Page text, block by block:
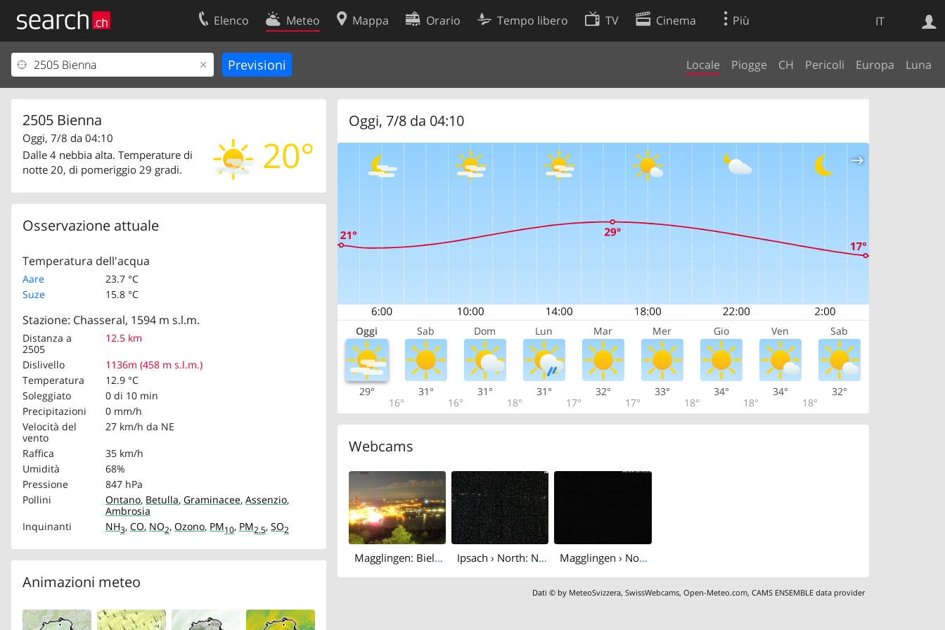
IT
Elenco Meteo Mappa Orario Tempo libero TV Cinema Più
Locale Piogge CH Pericoli Europa Luna
2505 Bienna
20°
Oggi, 7/8 da 04:10
Dalle 4 nebbia alta. Temperature di
notte 20, di pomeriggio 29 gradi.
Osservazione attuale
Temperatura dell'acqua
Aare
23.7 °C
Suze
15.8 °C
Stazione: Chasseral, 1594 m s.l.m.
Distanza a
2505
12.5 km
Dislivello
1136m (458 m s.l.m.)
Temperatura
12.9 °C
Soleggiato
0 di 10 min
Precipitazioni
0 mm/h
Velocità del
vento
27 km/h da NE
Raffica
35 km/h
Umidità
68%
Pressione
847 hPa
Pollini
Ontano, Betulla, Graminacee, Assenzio,
Ambrosia
Inquinanti
NH3, CO, NO2, Ozono, PM10, PM2.5, SO2
Animazioni meteo
Oggi, 7/8 da 04:10
Oggi Sab Dom Lun Mar Mer Gio Ven Sab
29°
16°
31°
16°
31°
18°
31°
17°
32°
17°
33°
18°
34°
18°
34°
18°
32°
Webcams
Magglingen: Biel/Bienne - Lake Biel Ipsach › North: Nidauwald - Magglingen/Macolin - Lake Biel Magglingen › North: Restaurant End der Welt - Sports facility "End of the World" BASPO
Dati © by MeteoSvizzera,SwissWebcams,Open-Meteo.com,CAMS ENSEMBLE data provider
Ricerca Web
Il vostro profolio
Area clienti
Contatti
Condizioni d’uso
Preferenze cookie